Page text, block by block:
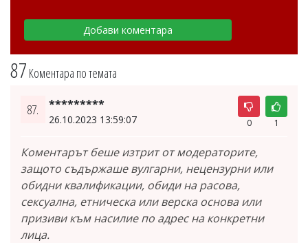
87 Коментара по темата
87. *********
26.10.2023 13:59:07 0 1
Коментарът беше изтрит от модераторите,
защото съдържаше вулгарни, нецензурни или
обидни квалификации, обиди на расова,
сексуална, етническа или верска основа или
призиви към насилие по адрес на конкретни
лица.